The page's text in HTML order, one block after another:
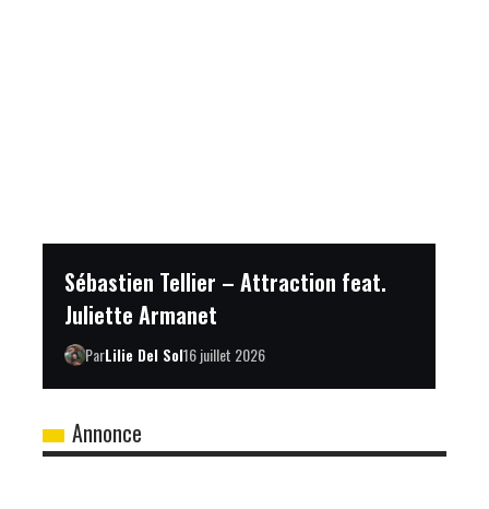
Sébastien Tellier – Attraction feat.
Juliette Armanet
ParLilie Del Sol16 juillet 2026
Annonce